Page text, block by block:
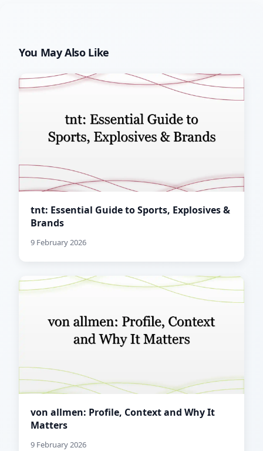
You May Also Like
tnt: Essential Guide to Sports, Explosives &
Brands
9 February 2026
von allmen: Profile, Context and Why It
Matters
9 February 2026